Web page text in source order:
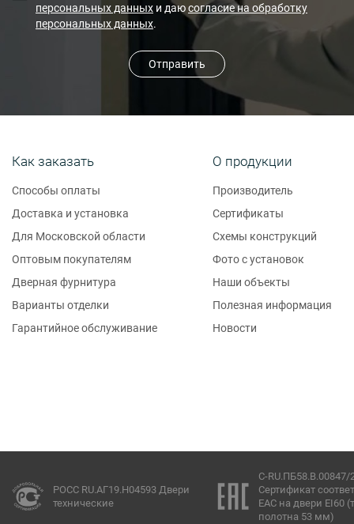
персональных данных и даюсогласие на обработку
персональных данных.
Отправить
Как заказать
Способы оплаты
Доставка и установка
Для Московской области
Оптовым покупателям
Дверная фурнитура
Варианты отделки
Гарантийное обслуживание
О продукции
Производитель
Сертификаты
Схемы конструкций
Фото с установок
Наши объекты
Полезная информация
Новости
РОСС RU.АГ19.Н04593 Двери
технические
C-RU.ПБ58.В.00847/
Сертификат
ЕАС на двери EI60
полотна 53 мм)